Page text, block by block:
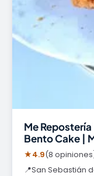
Me
Bento Cake |
★4.9(8
📍San Sebastián